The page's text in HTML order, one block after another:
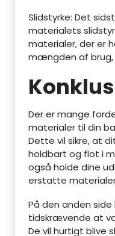
Slidstyrke: Det
materialets
materialer, der er
mængden af brug,
Der er mange
materialer til din
Dette vil sikre, at
holdbart og flot i
også holde dine
erstatte
På den anden
tidskrævende at
De vil hurtigt blive